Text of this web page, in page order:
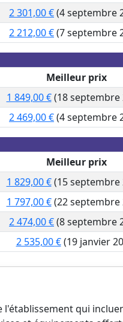
2 301,00 €(4 septembre
2 212,00 €(7 septembre
Meilleur prix
1 849,00 €(18 septembre
2 469,00 €(4 septembre
Meilleur prix
1 829,00 €(15 septembre
1 797,00 €(22 septembre
2 474,00 €(8 septembre
2 535,00 €(19 janvier
l'établissement qui